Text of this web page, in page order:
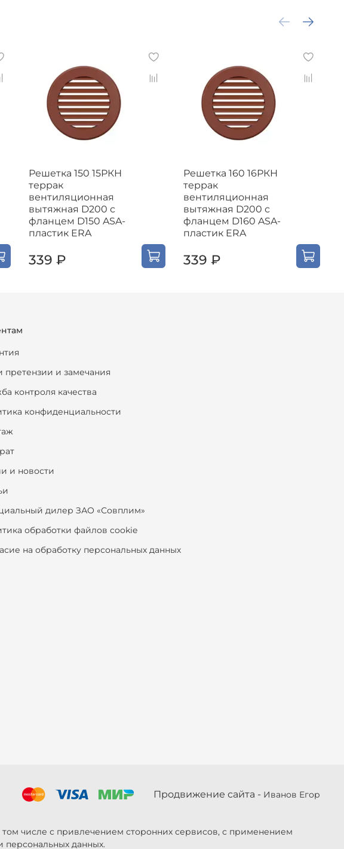
Решетка 150 15РКН
террак
вентиляционная
вытяжная D200 с
фланцем D150 ASA-
пластик ERA
339 ₽
Решетка 160 16РКН
террак
вентиляционная
вытяжная D200 с
фланцем D160 ASA-
пластик ERA
339 ₽
претензии и замечания
контроля качества
конфиденциальности
и новости
дилер ЗАО «Совплим»
обработки файлов cookie
на обработку персональных данных
Продвижение сайта - Иванов Егор
числе с привлечением сторонних сервисов, с применением
персональных данных.